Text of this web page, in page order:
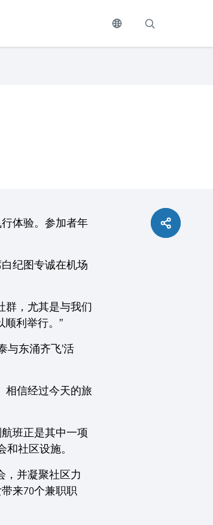
体验。参加者年
纪图专诚在机场
群，尤其是与我们
顺利举行。”
与东涌齐飞’活
相信经过今天的旅
班正是其中一项
社区设施。
，并凝聚社区力
来70个兼职职